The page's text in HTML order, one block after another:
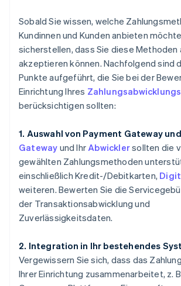
Sobald Sie wissen, welche
Kundinnen und Kunden anbieten
sicherstellen, dass Sie diese Methoden
akzeptieren können. Nachfolgend sind
Punkte aufgeführt, die Sie bei der
Einrichtung Ihres
berücksichtigen sollten:
1. Auswahl von Payment Gateway
Gateway und Ihr Abwicklersollten die
gewählten Zahlungsmethoden
einschließlich Kredit-/Debitkarten,
weiteren. Bewerten Sie die
der Transaktionsabwicklung und
Zuverlässigkeitsdaten.
2. Integration in Ihr bestehendes
Vergewissern Sie sich, dass das
Ihrer Einrichtung zusammenarbeitet, z.